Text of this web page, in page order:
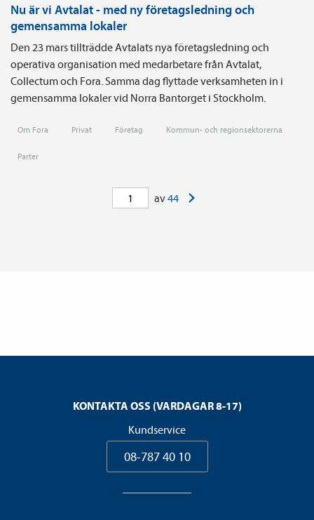
Nu är vi Avtalat - med ny företagsledning och
gemensamma lokaler
Den 23 mars tillträdde Avtalats nya företagsledning och
operativa organisation med medarbetare från Avtalat,
Collectum och Fora. Samma dag flyttade verksamheten in i
gemensamma lokaler vid Norra Bantorget i Stockholm.
Om Fora Privat Företag Kommun- och regionsektorerna
Parter
av44
KONTAKTA OSS (VARDAGAR 8-17)
Kundservice
08-787 40 10